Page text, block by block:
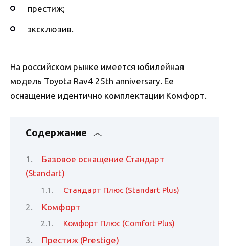
престиж;
эксклюзив.
На российском рынке имеется юбилейная
модель Toyota Rav4 25th anniversary. Ее
оснащение идентично комплектации Комфорт.
Содержание
Базовое оснащение Стандарт
(Standart)
Стандарт Плюс (Standart Plus)
Комфорт
Комфорт Плюс (Comfort Plus)
Престиж (Prestige)